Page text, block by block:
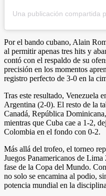
Por el bando cubano, Alain
al permitir apenas tres hits y
contó con el respaldo de su
precisión en los momentos
registro perfecto de 3-0 en la
Tras este resultado, Venezuela
Argentina (2-0). El resto de la
Canadá, República
mientras que Cuba cae a 1-2,
Colombia en el fondo con 0-2.
Más allá del trofeo, el torneo
Juegos Panamericanos de
fase de la Copa del Mundo.
no solo se encamina al podio,
potencia mundial en la